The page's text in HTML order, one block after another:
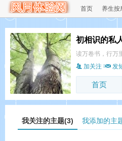
首页 养生按
初相识的私
读万卷书，行万
加关注
发
首页
我关注的主题(3) 我添加的主